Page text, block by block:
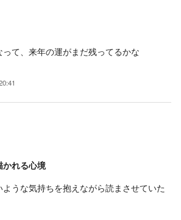
て、来年の運がまだ残ってるかな
かれる心境
うな気持ちを抱えながら読まさせていた